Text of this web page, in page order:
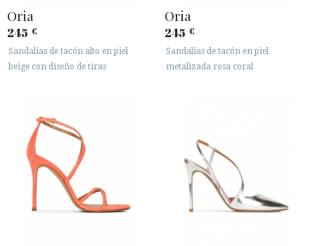
Oria
245 €
Sandalias de tacón alto en piel
beige con diseño de tiras
Oria
245 €
Sandalias de tacón en piel
metalizada rosa coral